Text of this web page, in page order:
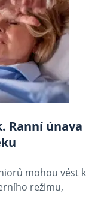
Ranní únava
mohou vést k
režimu,